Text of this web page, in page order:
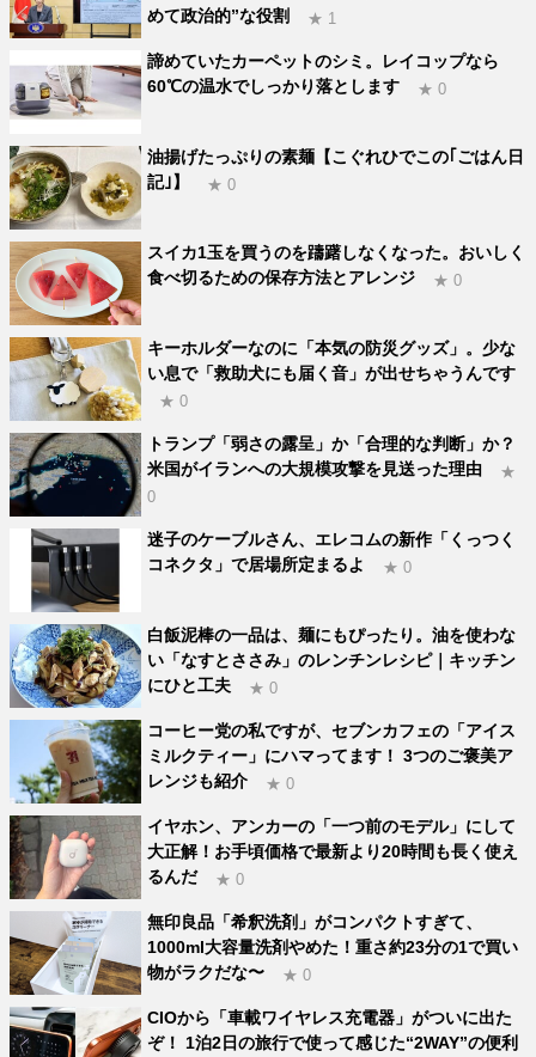
めて政治的”な役割
★ 1
諦めていたカーペットのシミ。レイコップなら
60℃の温水でしっかり落とします
★ 0
油揚げたっぷりの素麺【こぐれひでこの｢ごはん日
記｣】
★ 0
スイカ1玉を買うのを躊躇しなくなった。おいしく
食べ切るための保存方法とアレンジ
★ 0
キーホルダーなのに「本気の防災グッズ」。少な
い息で「救助犬にも届く音」が出せちゃうんです
★ 0
トランプ「弱さの露呈」か「合理的な判断」か？
米国がイランへの大規模攻撃を見送った理由
★
0
迷子のケーブルさん、エレコムの新作「くっつく
コネクタ」で居場所定まるよ
★ 0
白飯泥棒の一品は、麺にもぴったり。油を使わな
い「なすとささみ」のレンチンレシピ｜キッチン
にひと工夫
★ 0
コーヒー党の私ですが、セブンカフェの「アイス
ミルクティー」にハマってます！ 3つのご褒美ア
レンジも紹介
★ 0
イヤホン、アンカーの「一つ前のモデル」にして
大正解！お手頃価格で最新より20時間も長く使え
るんだ
★ 0
無印良品「希釈洗剤」がコンパクトすぎて、
1000ml大容量洗剤やめた！重さ約23分の1で買い
物がラクだな〜
★ 0
CIOから「車載ワイヤレス充電器」がついに出た
ぞ！ 1泊2日の旅行で使って感じた“2WAY”の便利